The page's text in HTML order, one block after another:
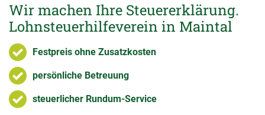
Wir machen Ihre Steuererklärung.
Lohnsteuerhilfeverein in Maintal
Festpreis ohne Zusatzkosten
persönliche Betreuung
steuerlicher Rundum-Service